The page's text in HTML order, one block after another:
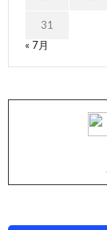
31
« 7月